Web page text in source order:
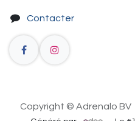
Contacter
Copyright © Adrenalo BV